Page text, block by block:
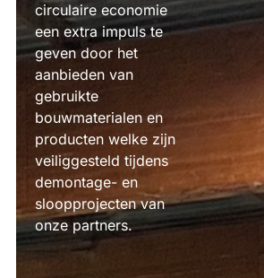
circulaire economie
een extra impuls te
geven door het
aanbieden van
gebruikte
bouwmaterialen en
producten welke zijn
veiliggesteld tijdens
demontage- en
sloopprojecten van
onze partners.